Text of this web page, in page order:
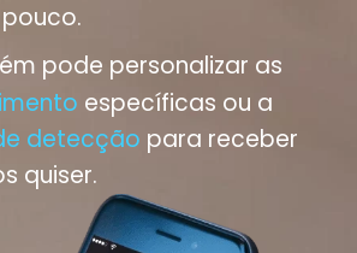
pode personalizar as
específicas ou a
detecção para receber
quiser.